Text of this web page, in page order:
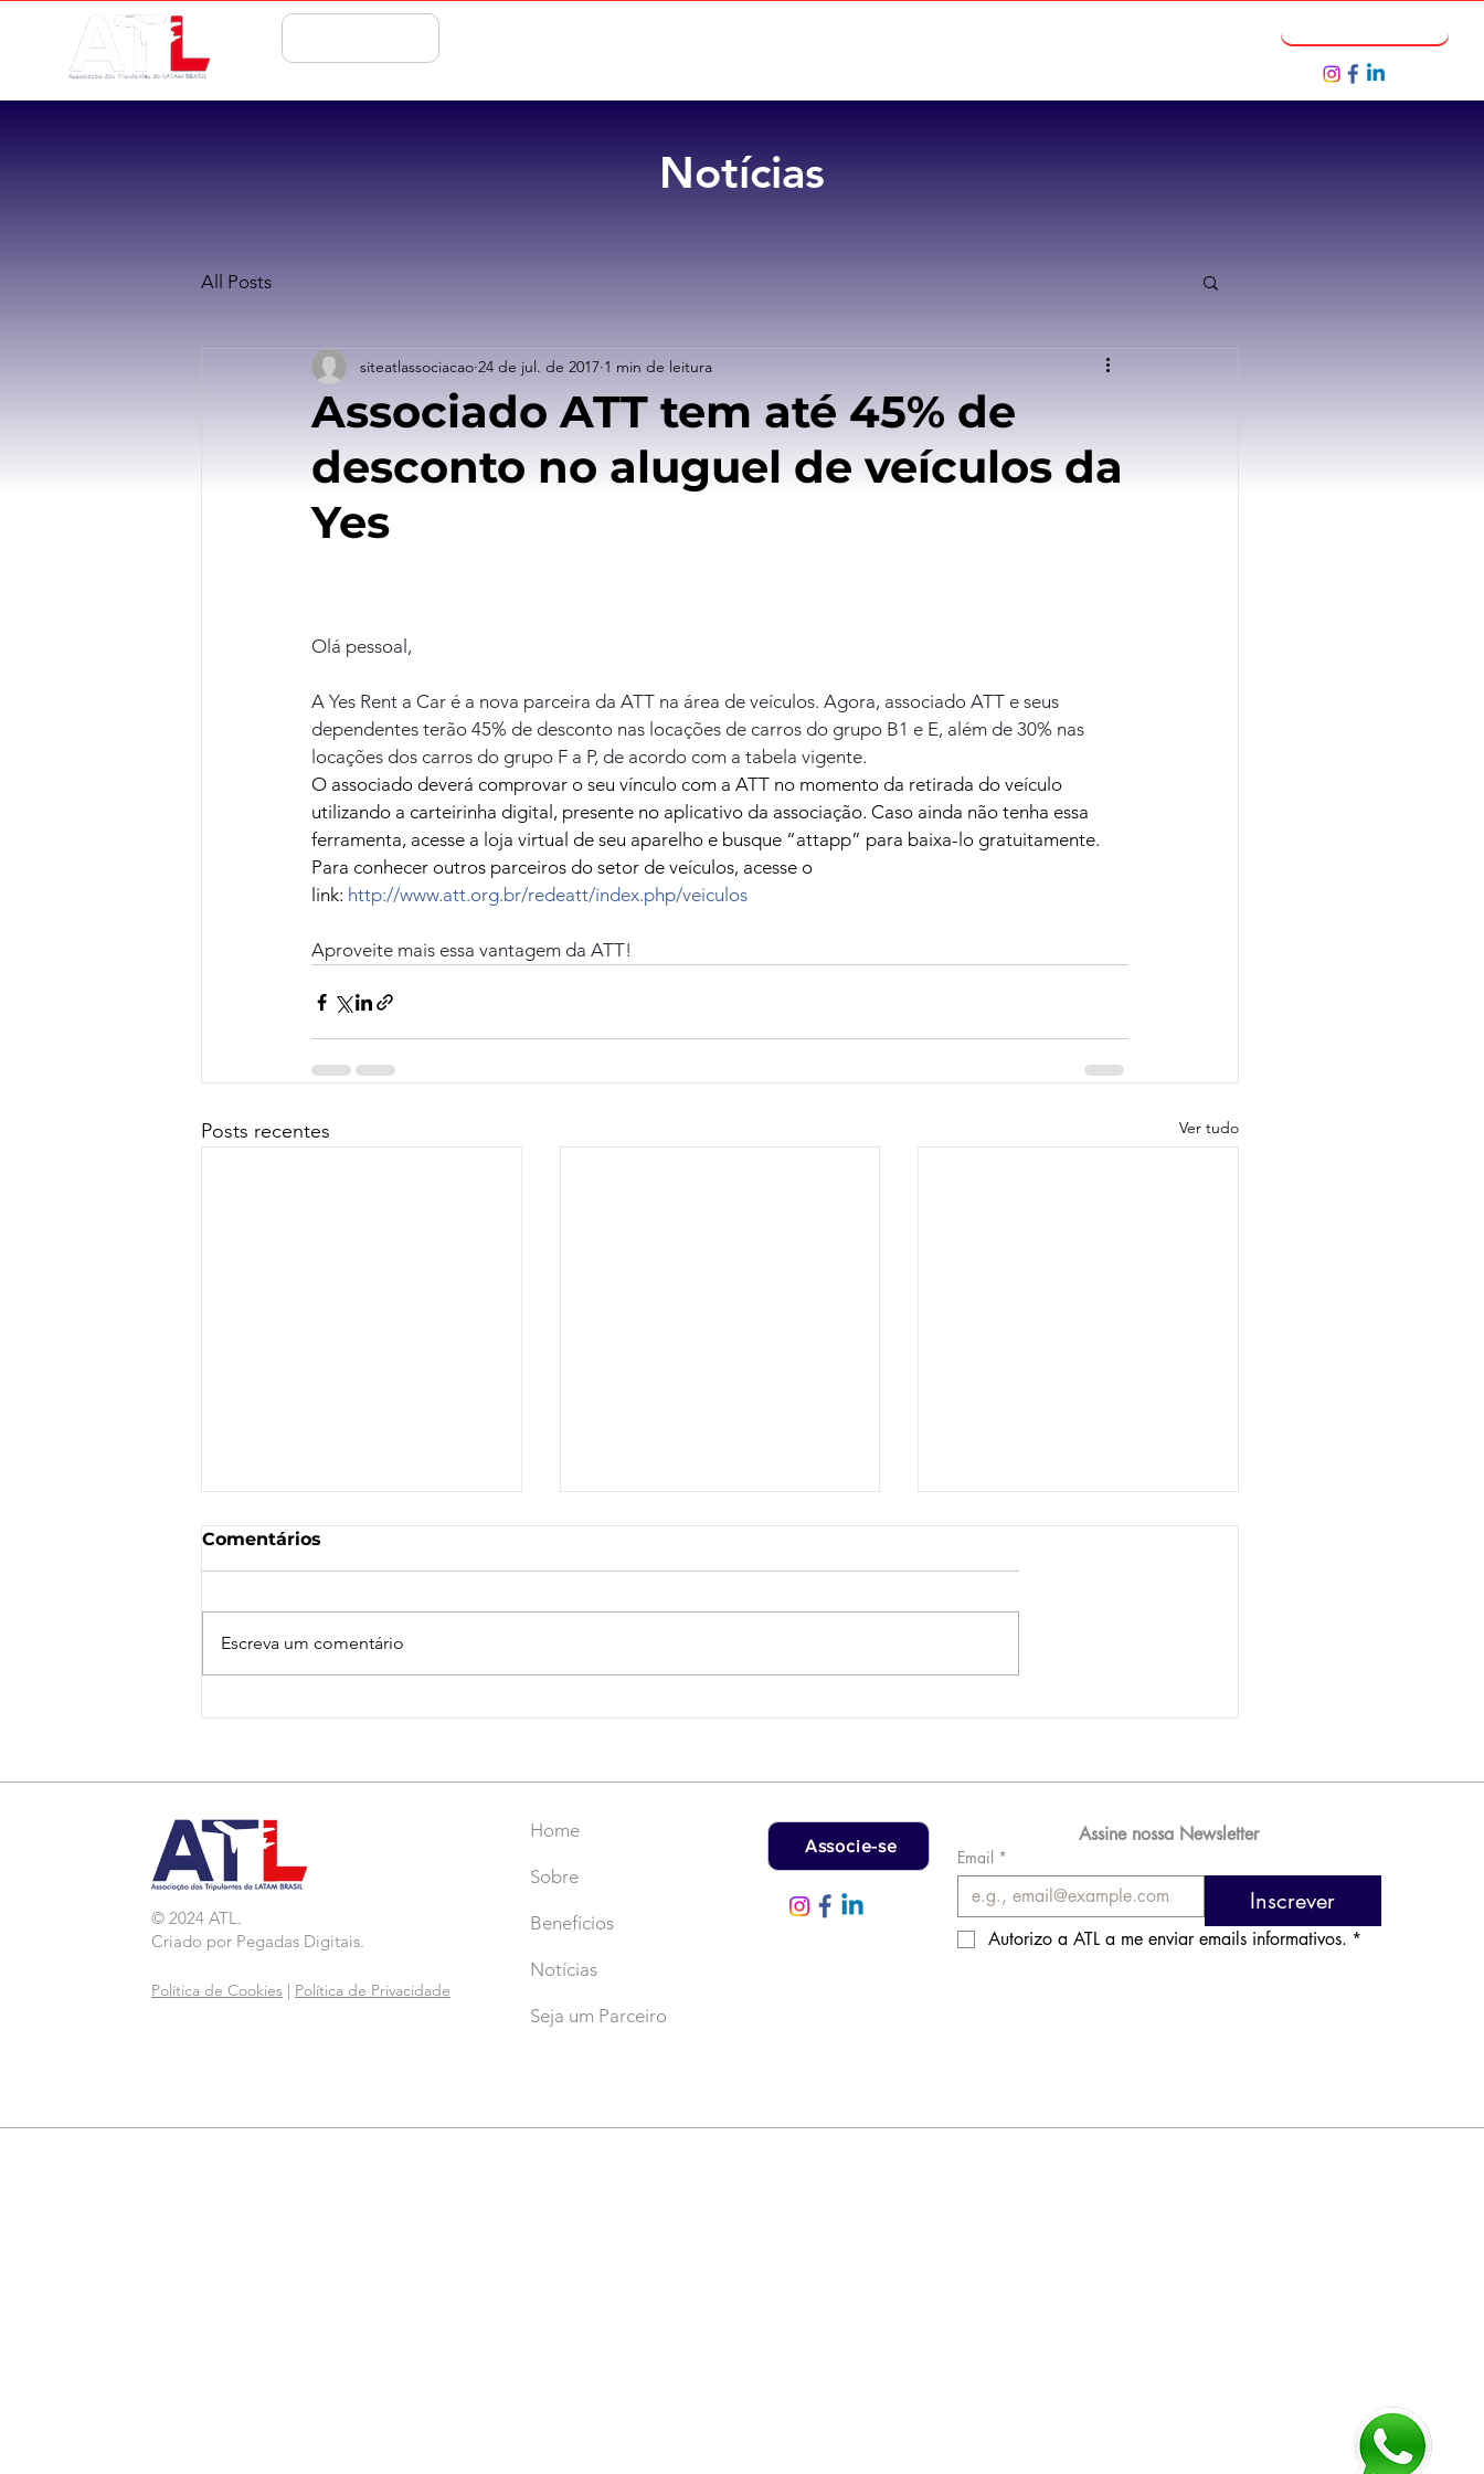
Notícias
All Posts
Associado ATT tem até 45% de
desconto no aluguel de veículos da
Yes
siteatlassociacao 24 de jul. de 2017 1 min de leitura
Olá pessoal,
A Yes Rent a Car é a nova parceira da ATT na área de veículos. Agora, associado ATT e seus
dependentes terão 45% de desconto nas locações de carros do grupo B1 e E, além de 30% nas
locações dos carros do grupo F a P, de acordo com a tabela vigente.
O associado deverá comprovar o seu vínculo com a ATT no momento da retirada do veículo
utilizando a carteirinha digital, presente no aplicativo da associação. Caso ainda não tenha essa
ferramenta, acesse a loja virtual de seu aparelho e busque “attapp” para baixa-lo gratuitamente.
Para conhecer outros parceiros do setor de veículos, acesse o
link: http://www.att.org.br/redeatt/index.php/veiculos
Aproveite mais essa vantagem da ATT!
Posts recentes Ver tudo
Comentários
Escreva um comentário
© 2024 ATL.
Criado por Pegadas Digitais.
Política de Cookies Política de Privacidade
Home
Sobre
Benefícios
Notícias
Seja um Parceiro
Associe-se
Assine nossa Newsletter
Email *
Inscrever
Autorizo a ATL a me enviar emails informativos. *